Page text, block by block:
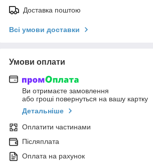
Доставка поштою
Всі умови доставки
Умови оплати
Ви отримаєте замовлення
або гроші повернуться на вашу картку
Детальніше
Оплатити частинами
Післяплата
Оплата на рахунок